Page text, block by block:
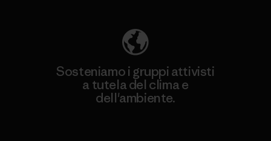
Sosteniamo i gruppi attivisti
a tutela del clima e
dell'ambiente.